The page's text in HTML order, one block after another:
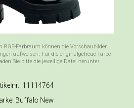
Farbraum können die Vorschaubilder
aufweisen. Für die originalgetreue Farbe
Sie bitte die jeweilige Datei herunter.
11114764
Buffalo New